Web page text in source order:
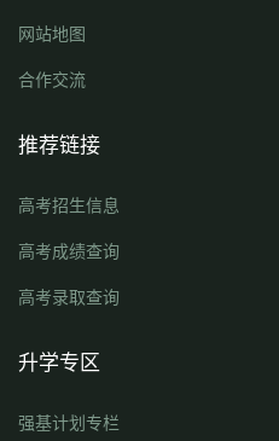
网站地图
合作交流
推荐链接
高考招生信息
高考成绩查询
高考录取查询
升学专区
强基计划专栏